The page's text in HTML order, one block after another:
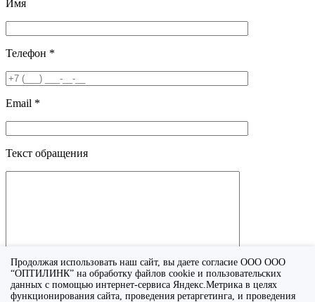
Продолжая использовать наш сайт, вы даете согласие ООО ООО
“ОПТИЛИНК” на обработку файлов cookie и пользовательских
данных с помощью интернет-сервиса Яндекс.Метрика в целях
функционирования сайта, проведения ретаргетинга, и проведения
Имя
Телефон *
Email *
Текст обращения